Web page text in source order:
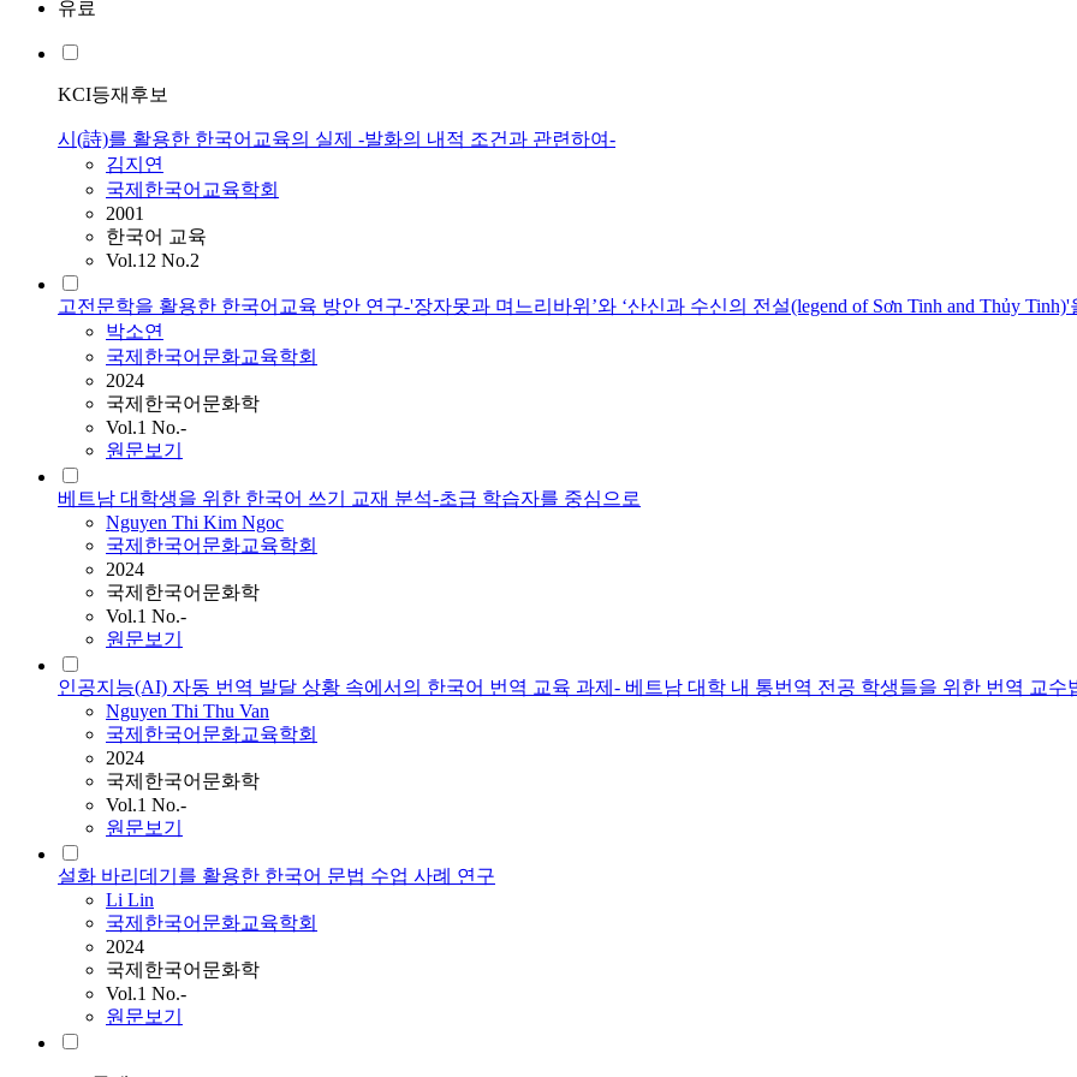
유료
KCI등재후보
시(詩)를 활용한 한국어교육의 실제 -발화의 내적 조건과 관련하여-
김지연
국제한국어교육학회
2001
한국어 교육
Vol.12 No.2
고전문학을 활용한 한국어교육 방안 연구-'장자못과 며느리바위’와 ‘산신과 수신의 전설(legend of Sơn Tinh and Thủy
박소연
국제한국어문화교육학회
2024
국제한국어문화학
Vol.1 No.-
원문보기
베트남 대학생을 위한 한국어 쓰기 교재 분석-초급 학습자를 중심으로
Nguyen Thi Kim Ngoc
국제한국어문화교육학회
2024
국제한국어문화학
Vol.1 No.-
원문보기
인공지능(AI) 자동 번역 발달 상황 속에서의 한국어 번역 교육 과제- 베트남 대학 내 통번역 전공 학생들을 위한 번역 교
Nguyen Thi Thu Van
국제한국어문화교육학회
2024
국제한국어문화학
Vol.1 No.-
원문보기
설화 바리데기를 활용한 한국어 문법 수업 사례 연구
Li Lin
국제한국어문화교육학회
2024
국제한국어문화학
Vol.1 No.-
원문보기